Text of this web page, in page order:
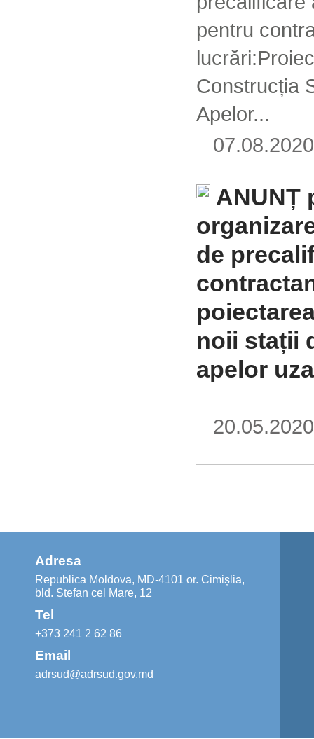
pentru
Construcția
Apelor...
ANUNȚ
de
noii stații
apelor
Adresa
Republica Moldova, MD-4101 or. Cimișlia,
bld. Ștefan cel Mare, 12
Tel
+373 241 2 62 86
Email
adrsud@adrsud.gov.md